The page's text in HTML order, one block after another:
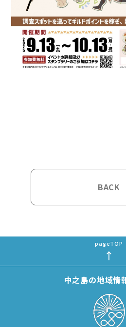
BACK
中之島の地域情